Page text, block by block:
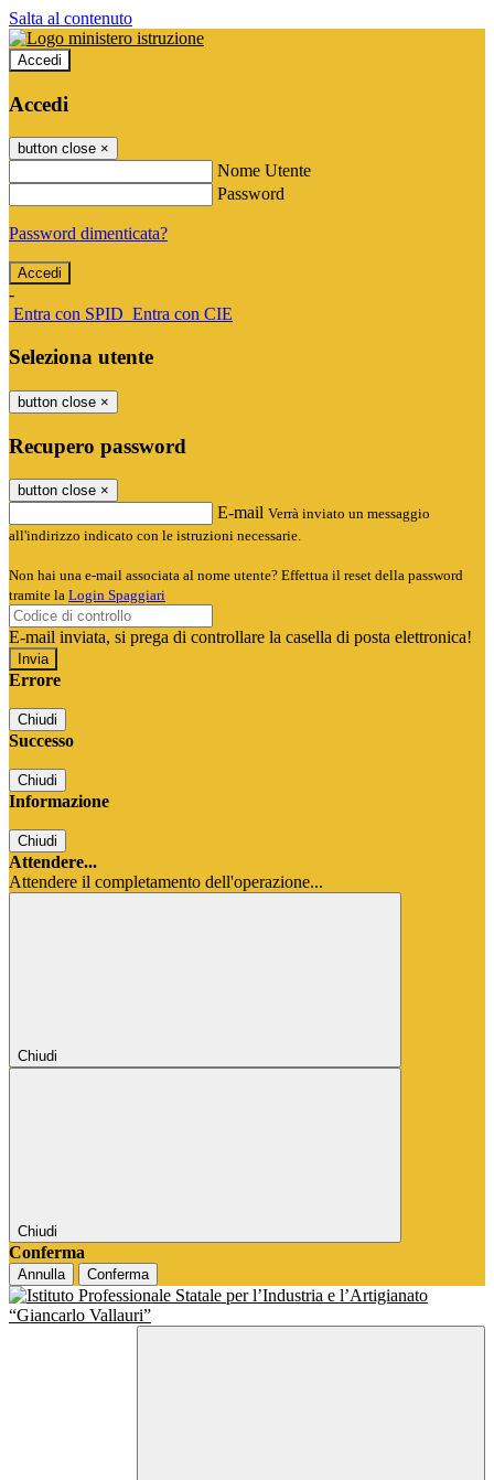
Salta al contenuto
Accedi
Accedi
button close ×
Nome Utente
Password
Password dimenticata?
-
Entra con SPID Entra con CIE
Seleziona utente
button close ×
Recupero password
button close ×
E-mail Verrà inviato un messaggio
all'indirizzo indicato con le istruzioni necessarie.
Non hai una e-mail associata al nome utente? Effettua il reset della password
tramite la Login Spaggiari
E-mail inviata, si prega di controllare la casella di posta elettronica!
Errore
Chiudi
Successo
Chiudi
Informazione
Chiudi
Attendere...
Attendere il completamento dell'operazione...
Chiudi
Chiudi
Conferma
Annulla Conferma